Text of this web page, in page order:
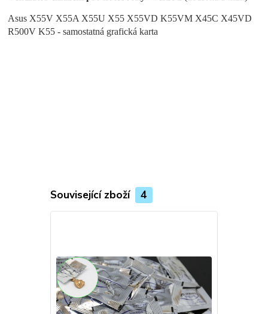
Asus X55V X55A X55U X55 X55VDK55VM X45C X45VD
R500V K55 - samostatná grafická karta
Související zboží 4